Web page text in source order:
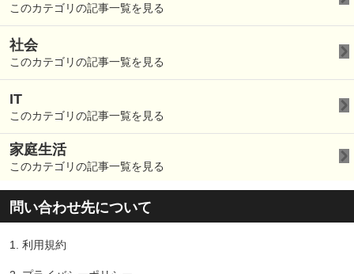
このカテゴリの記事一覧を見る
社会
このカテゴリの記事一覧を見る
IT
このカテゴリの記事一覧を見る
家庭生活
このカテゴリの記事一覧を見る
問い合わせ先について
1. 利用規約